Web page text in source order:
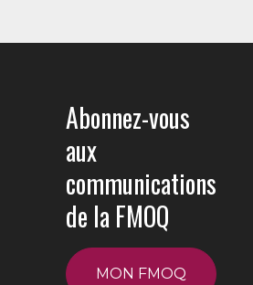
Abonnez-vous
aux
communications
de la FMOQ
MON FMOQ